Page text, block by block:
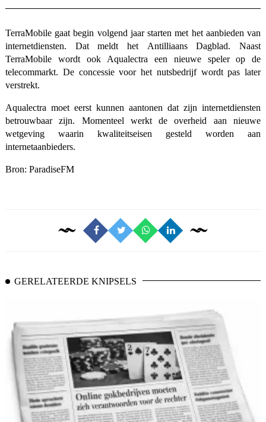
TerraMobile gaat begin volgend jaar starten met het aanbieden van
internetdiensten. Dat meldt het Antilliaans Dagblad. Naast
TerraMobile wordt ook Aqualectra een nieuwe speler op de
telecommarkt. De concessie voor het nutsbedrijf wordt pas later
verstrekt.
Aqualectra moet eerst kunnen aantonen dat zijn internetdiensten
betrouwbaar zijn. Momenteel werkt de overheid aan nieuwe
wetgeving waarin kwaliteitseisen gesteld worden aan
internetaanbieders.
Bron: ParadiseFM
GERELATEERDE KNIPSELS